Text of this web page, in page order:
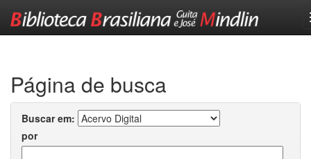
Página de busca
Buscar em:
por